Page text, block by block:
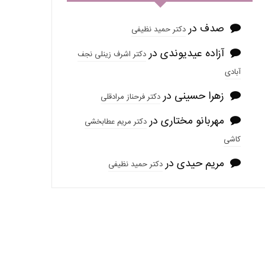
صدف دردکتر حمید نظیفی
آزاده عیدیوندی دردکتر اشرف زینلی نجف
آبادی
زهرا حسینی دردکتر فرحناز مرادقلی
مهربانو مختاری دردکتر مریم عطابخشی
کاشی
مریم حیدی دردکتر حمید نظیفی